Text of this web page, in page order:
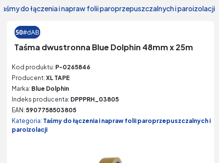
taśmy do łączenia i napraw folii paroprzepuszczalnych i paroizolacji
Taśma dwustronna Blue Dolphin 48mm x 25m
Kod produktu: P-0265846
Producent: XL TAPE
Marka: Blue Dolphin
Indeks producenta: DPPPRH_03805
EAN: 5907758503805
Kategoria: Taśmy do łączenia i napraw folii paroprzepuszczalnych i
paroizolacji